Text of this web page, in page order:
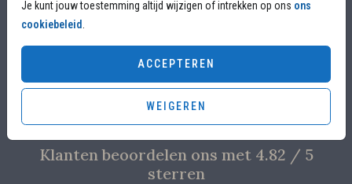
Je kunt jouw toestemming altijd wijzigen of intrekken op ons ons
cookiebeleid
ACCEPTEREN
WEIGEREN
Voor 17.00 uur besteld, is vandaag nog in productie
Overleg met designers van de ontwerpstudio
Proefdruk voor €4,95
Klanten beoordelen ons met 4.82 / 5
sterren